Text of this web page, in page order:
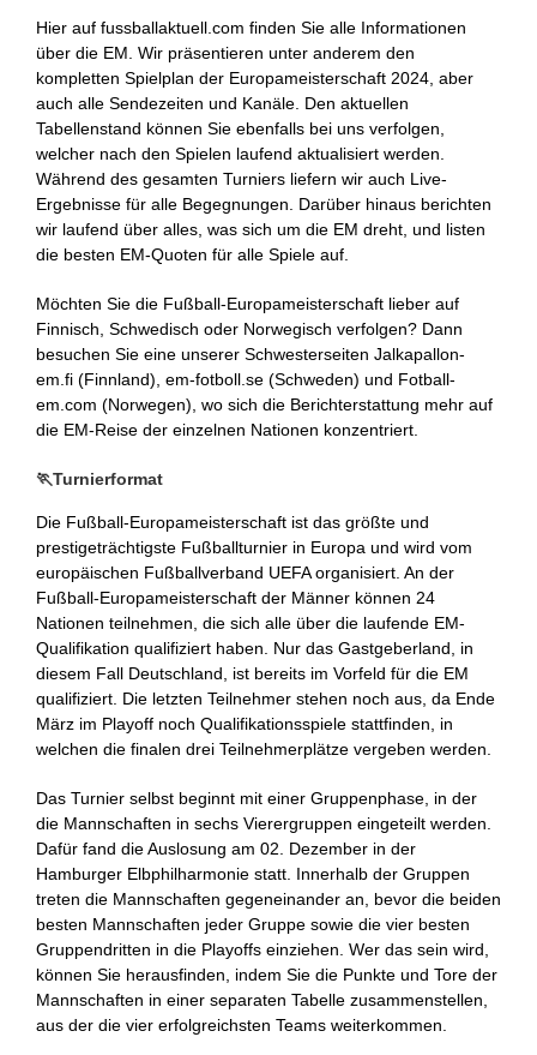
Hier auf fussballaktuell.com finden Sie alle Informationen
über die EM. Wir präsentieren unter anderem den
kompletten Spielplan der Europameisterschaft 2024, aber
auch alle Sendezeiten und Kanäle. Den aktuellen
Tabellenstand können Sie ebenfalls bei uns verfolgen,
welcher nach den Spielen laufend aktualisiert werden.
Während des gesamten Turniers liefern wir auch Live-
Ergebnisse für alle Begegnungen. Darüber hinaus berichten
wir laufend über alles, was sich um die EM dreht, und listen
die besten EM-Quoten für alle Spiele auf.
Möchten Sie die Fußball-Europameisterschaft lieber auf
Finnisch, Schwedisch oder Norwegisch verfolgen? Dann
besuchen Sie eine unserer Schwesterseiten Jalkapallon-
em.fi (Finnland), em-fotboll.se (Schweden) und Fotball-
em.com (Norwegen), wo sich die Berichterstattung mehr auf
die EM-Reise der einzelnen Nationen konzentriert.
🏃Turnierformat
Die Fußball-Europameisterschaft ist das größte und
prestigeträchtigste Fußballturnier in Europa und wird vom
europäischen Fußballverband UEFA organisiert. An der
Fußball-Europameisterschaft der Männer können 24
Nationen teilnehmen, die sich alle über die laufende EM-
Qualifikation qualifiziert haben. Nur das Gastgeberland, in
diesem Fall Deutschland, ist bereits im Vorfeld für die EM
qualifiziert. Die letzten Teilnehmer stehen noch aus, da Ende
März im Playoff noch Qualifikationsspiele stattfinden, in
welchen die finalen drei Teilnehmerplätze vergeben werden.
Das Turnier selbst beginnt mit einer Gruppenphase, in der
die Mannschaften in sechs Vierergruppen eingeteilt werden.
Dafür fand die Auslosung am 02. Dezember in der
Hamburger Elbphilharmonie statt. Innerhalb der Gruppen
treten die Mannschaften gegeneinander an, bevor die beiden
besten Mannschaften jeder Gruppe sowie die vier besten
Gruppendritten in die Playoffs einziehen. Wer das sein wird,
können Sie herausfinden, indem Sie die Punkte und Tore der
Mannschaften in einer separaten Tabelle zusammenstellen,
aus der die vier erfolgreichsten Teams weiterkommen.